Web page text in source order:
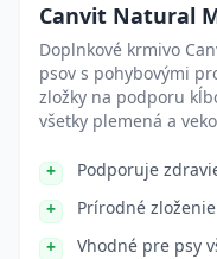
Canvit Natural
Doplnkové krmivo
psov s pohybovými
zložky na podporu
všetky plemená a
Podporuje
Prírodné
Vhodné pre psy